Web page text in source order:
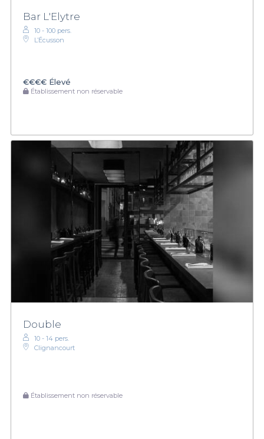
Bar L'Elytre
10 - 100 pers.
L’Écusson
€€€€ Élevé
Établissement non réservable
Double
10 - 14 pers.
Clignancourt
Établissement non réservable